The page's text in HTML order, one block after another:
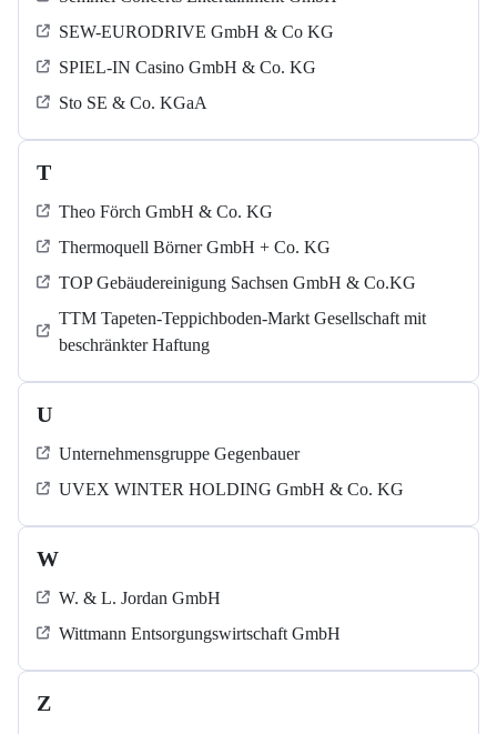
SEW-EURODRIVE GmbH & Co KG
SPIEL-IN Casino GmbH & Co. KG
Sto SE & Co. KGaA
T
Theo Förch GmbH & Co. KG
Thermoquell Börner GmbH + Co. KG
TOP Gebäudereinigung Sachsen GmbH & Co.KG
TTM Tapeten-Teppichboden-Markt Gesellschaft mit
beschränkter Haftung
U
Unternehmensgruppe Gegenbauer
UVEX WINTER HOLDING GmbH & Co. KG
W
W. & L. Jordan GmbH
Wittmann Entsorgungswirtschaft GmbH
Z